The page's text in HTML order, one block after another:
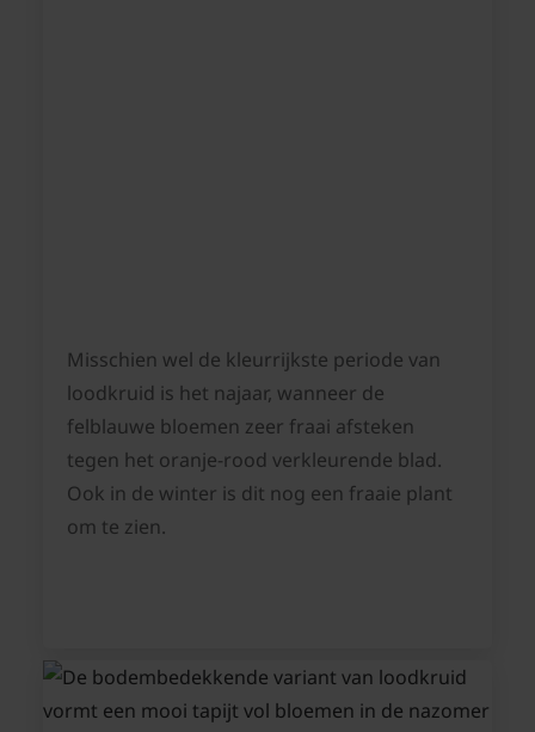
Misschien wel de kleurrijkste periode van
loodkruid is het najaar, wanneer de
felblauwe bloemen zeer fraai afsteken
tegen het oranje-rood verkleurende blad.
Ook in de winter is dit nog een fraaie plant
om te zien.